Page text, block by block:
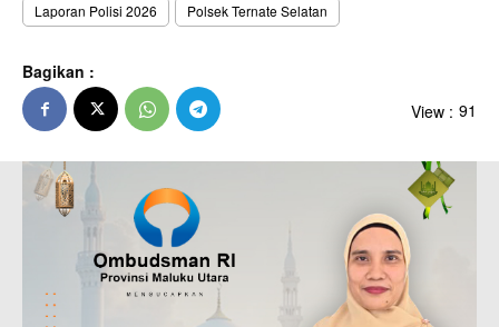
Laporan Polisi 2026 Polsek Ternate Selatan
Bagikan :
View : 91